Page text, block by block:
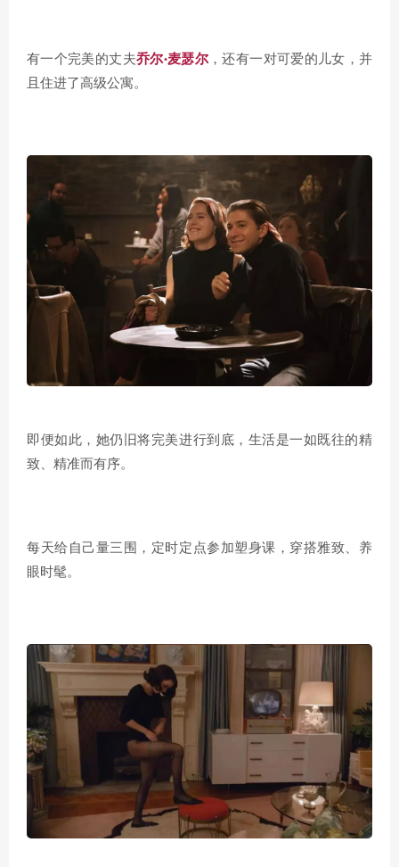
有一个完美的丈夫乔尔·麦瑟尔，还有一对可爱的儿女，并
且住进了高级公寓。
即便如此，她仍旧将完美进行到底，生活是一如既往的精
致、精准而有序。
每天给自己量三围，定时定点参加塑身课，穿搭雅致、养
眼时髦。